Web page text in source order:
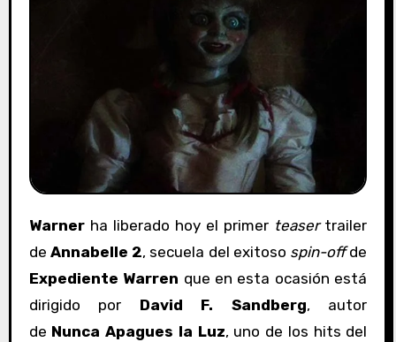
Warnerha liberado hoy el primer teasertrailer
de Annabelle 2, secuela del exitoso spin-offde
Expediente Warren que en esta ocasión está
dirigido por David F. Sandberg, autor
de Nunca Apagues la Luz, uno de los hits del